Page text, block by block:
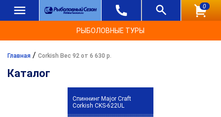
0
РЫБОЛОВНЫЕ ТУРЫ
Главная / Corkish Вес 92 от 6 630 р.
Каталог
Спиннинг Major Craft
Corkish CKS-622UL